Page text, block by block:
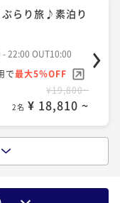
19:00 OUT10:00
¥38,920~
2名 ¥ 36,974 ~
子様連れでも安
プラン（2食
- 19:00 OUT10:00
で 最大5％OFF
¥36,620~
2名 ¥ 34,789 ~
レードアッププ
19:00 OUT10:00
らり旅♪素泊り
- 22:00 OUT10:00
で最大5％OFF
¥19,800~
2名 ¥ 18,810 ~
朝食付プラン
22:00 OUT10:00